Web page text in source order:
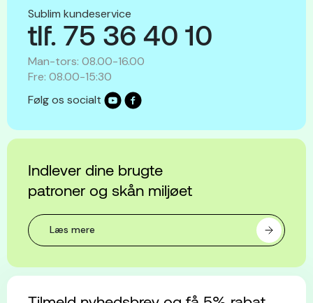
Sublim kundeservice
tlf. 75 36 40 10
Man-tors: 08.00-16.00
Fre: 08.00-15:30
Følg os socialt
Indlever dine brugte
patroner og skån miljøet
Læs mere